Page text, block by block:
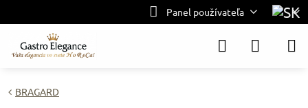
Panel používateľa
BRAGARD